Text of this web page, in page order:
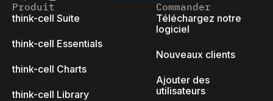
Produit
think-cell Suite
think-cell Essentials
think-cell Charts
think-cell Library
Commander
Téléchargez notre
logiciel
Nouveaux clients
Ajouter des
utilisateurs